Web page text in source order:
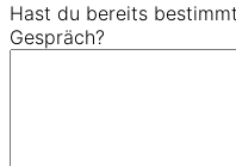
Hast du bereits
Gespräch?